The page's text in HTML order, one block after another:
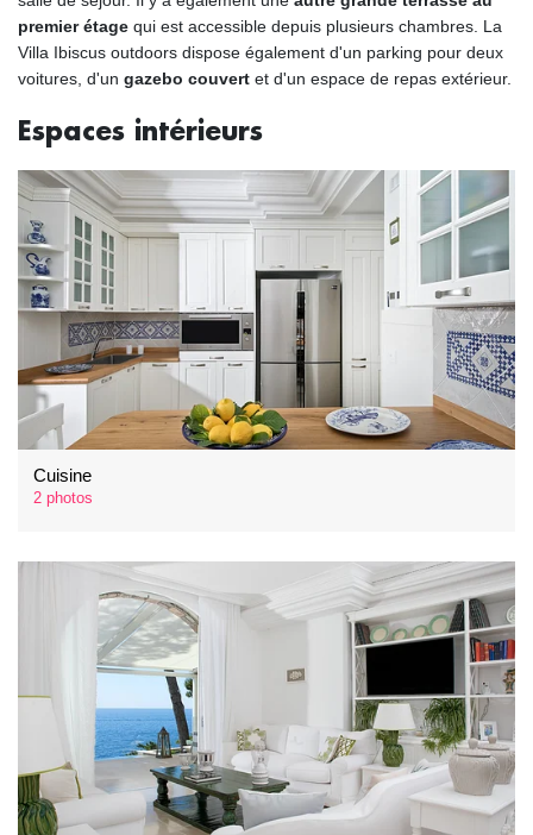
premier étage qui est accessible depuis plusieurs chambres. La
Villa Ibiscus outdoors dispose également d'un parking pour deux
voitures, d'un gazebo couvert et d'un espace de repas extérieur.
Espaces intérieurs
Cuisine
2 photos